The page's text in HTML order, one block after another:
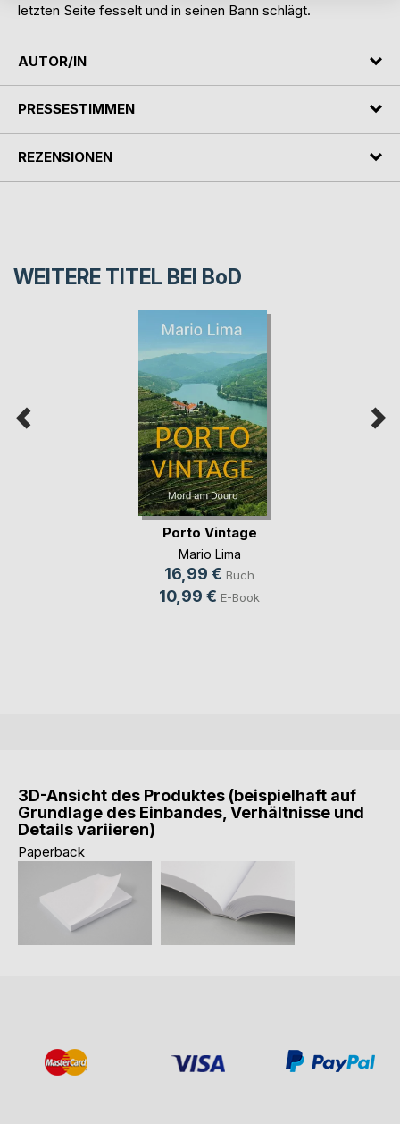
letzten Seite fesselt und in seinen Bann schlägt.
AUTOR/IN
PRESSESTIMMEN
REZENSIONEN
WEITERE TITEL BEI BoD
Porto Vintage
Mario Lima
16,99 € Buch
10,99 € E-Book
3D-Ansicht des Produktes (beispielhaft auf
Grundlage des Einbandes, Verhältnisse und
Details variieren)
Paperback